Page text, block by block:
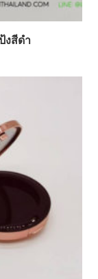
งสีดำ